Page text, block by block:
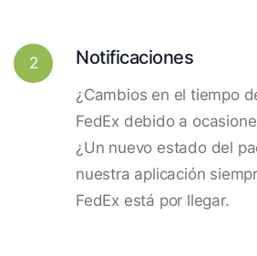
2 Notificaciones
¿Cambios en el tiempo
FedEx debido a
¿Un nuevo estado del
nuestra aplicación
FedEx está por llegar.